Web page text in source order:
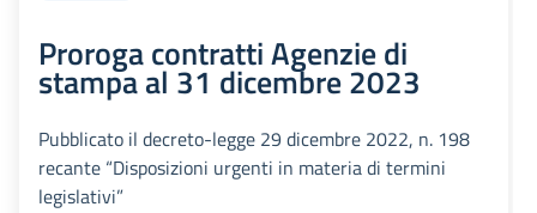
Proroga contratti Agenzie di
stampa al 31 dicembre 2023
Pubblicato il decreto-legge 29 dicembre 2022, n. 198
recante “Disposizioni urgenti in materia di termini
legislativi”